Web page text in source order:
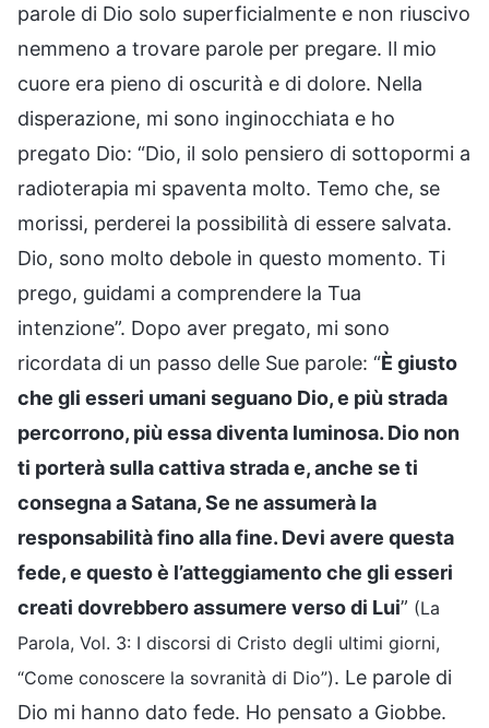
parole di Dio solo superficialmente e non riuscivo
nemmeno a trovare parole per pregare. Il mio
cuore era pieno di oscurità e di dolore. Nella
disperazione, mi sono inginocchiata e ho
pregato Dio: “Dio, il solo pensiero di sottopormi a
radioterapia mi spaventa molto. Temo che, se
morissi, perderei la possibilità di essere salvata.
Dio, sono molto debole in questo momento. Ti
prego, guidami a comprendere la Tua
intenzione”. Dopo aver pregato, mi sono
ricordata di un passo delle Sue parole: “È giusto
che gli esseri umani seguano Dio, e più strada
percorrono, più essa diventa luminosa. Dio non
ti porterà sulla cattiva strada e, anche se ti
consegna a Satana, Se ne assumerà la
responsabilità fino alla fine. Devi avere questa
fede, e questo è l’atteggiamento che gli esseri
creati dovrebbero assumere verso di Lui” (La
Parola, Vol. 3: I discorsi di Cristo degli ultimi giorni,
“Come conoscere la sovranità di Dio”). Le parole di
Dio mi hanno dato fede. Ho pensato a Giobbe.